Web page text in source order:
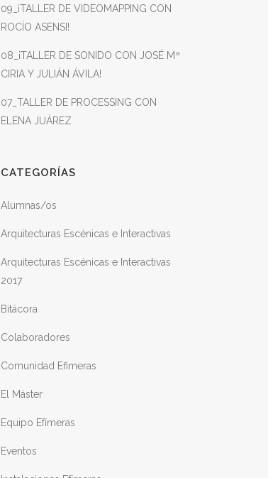
09_¡TALLER DE VIDEOMAPPING CON
ROCÍO ASENSI!
08_¡TALLER DE SONIDO CON JOSÉ Mª
CIRIA Y JULIÁN ÁVILA!
07_TALLER DE PROCESSING CON
ELENA JUÁREZ
CATEGORÍAS
Alumnas/os
Arquitecturas Escénicas e Interactivas
Arquitecturas Escénicas e Interactivas
2017
Bitácora
Colaboradores
Comunidad Efimeras
El Máster
Equipo Efímeras
Eventos